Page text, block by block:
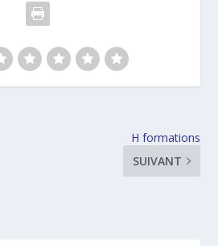
H formations
SUIVANT